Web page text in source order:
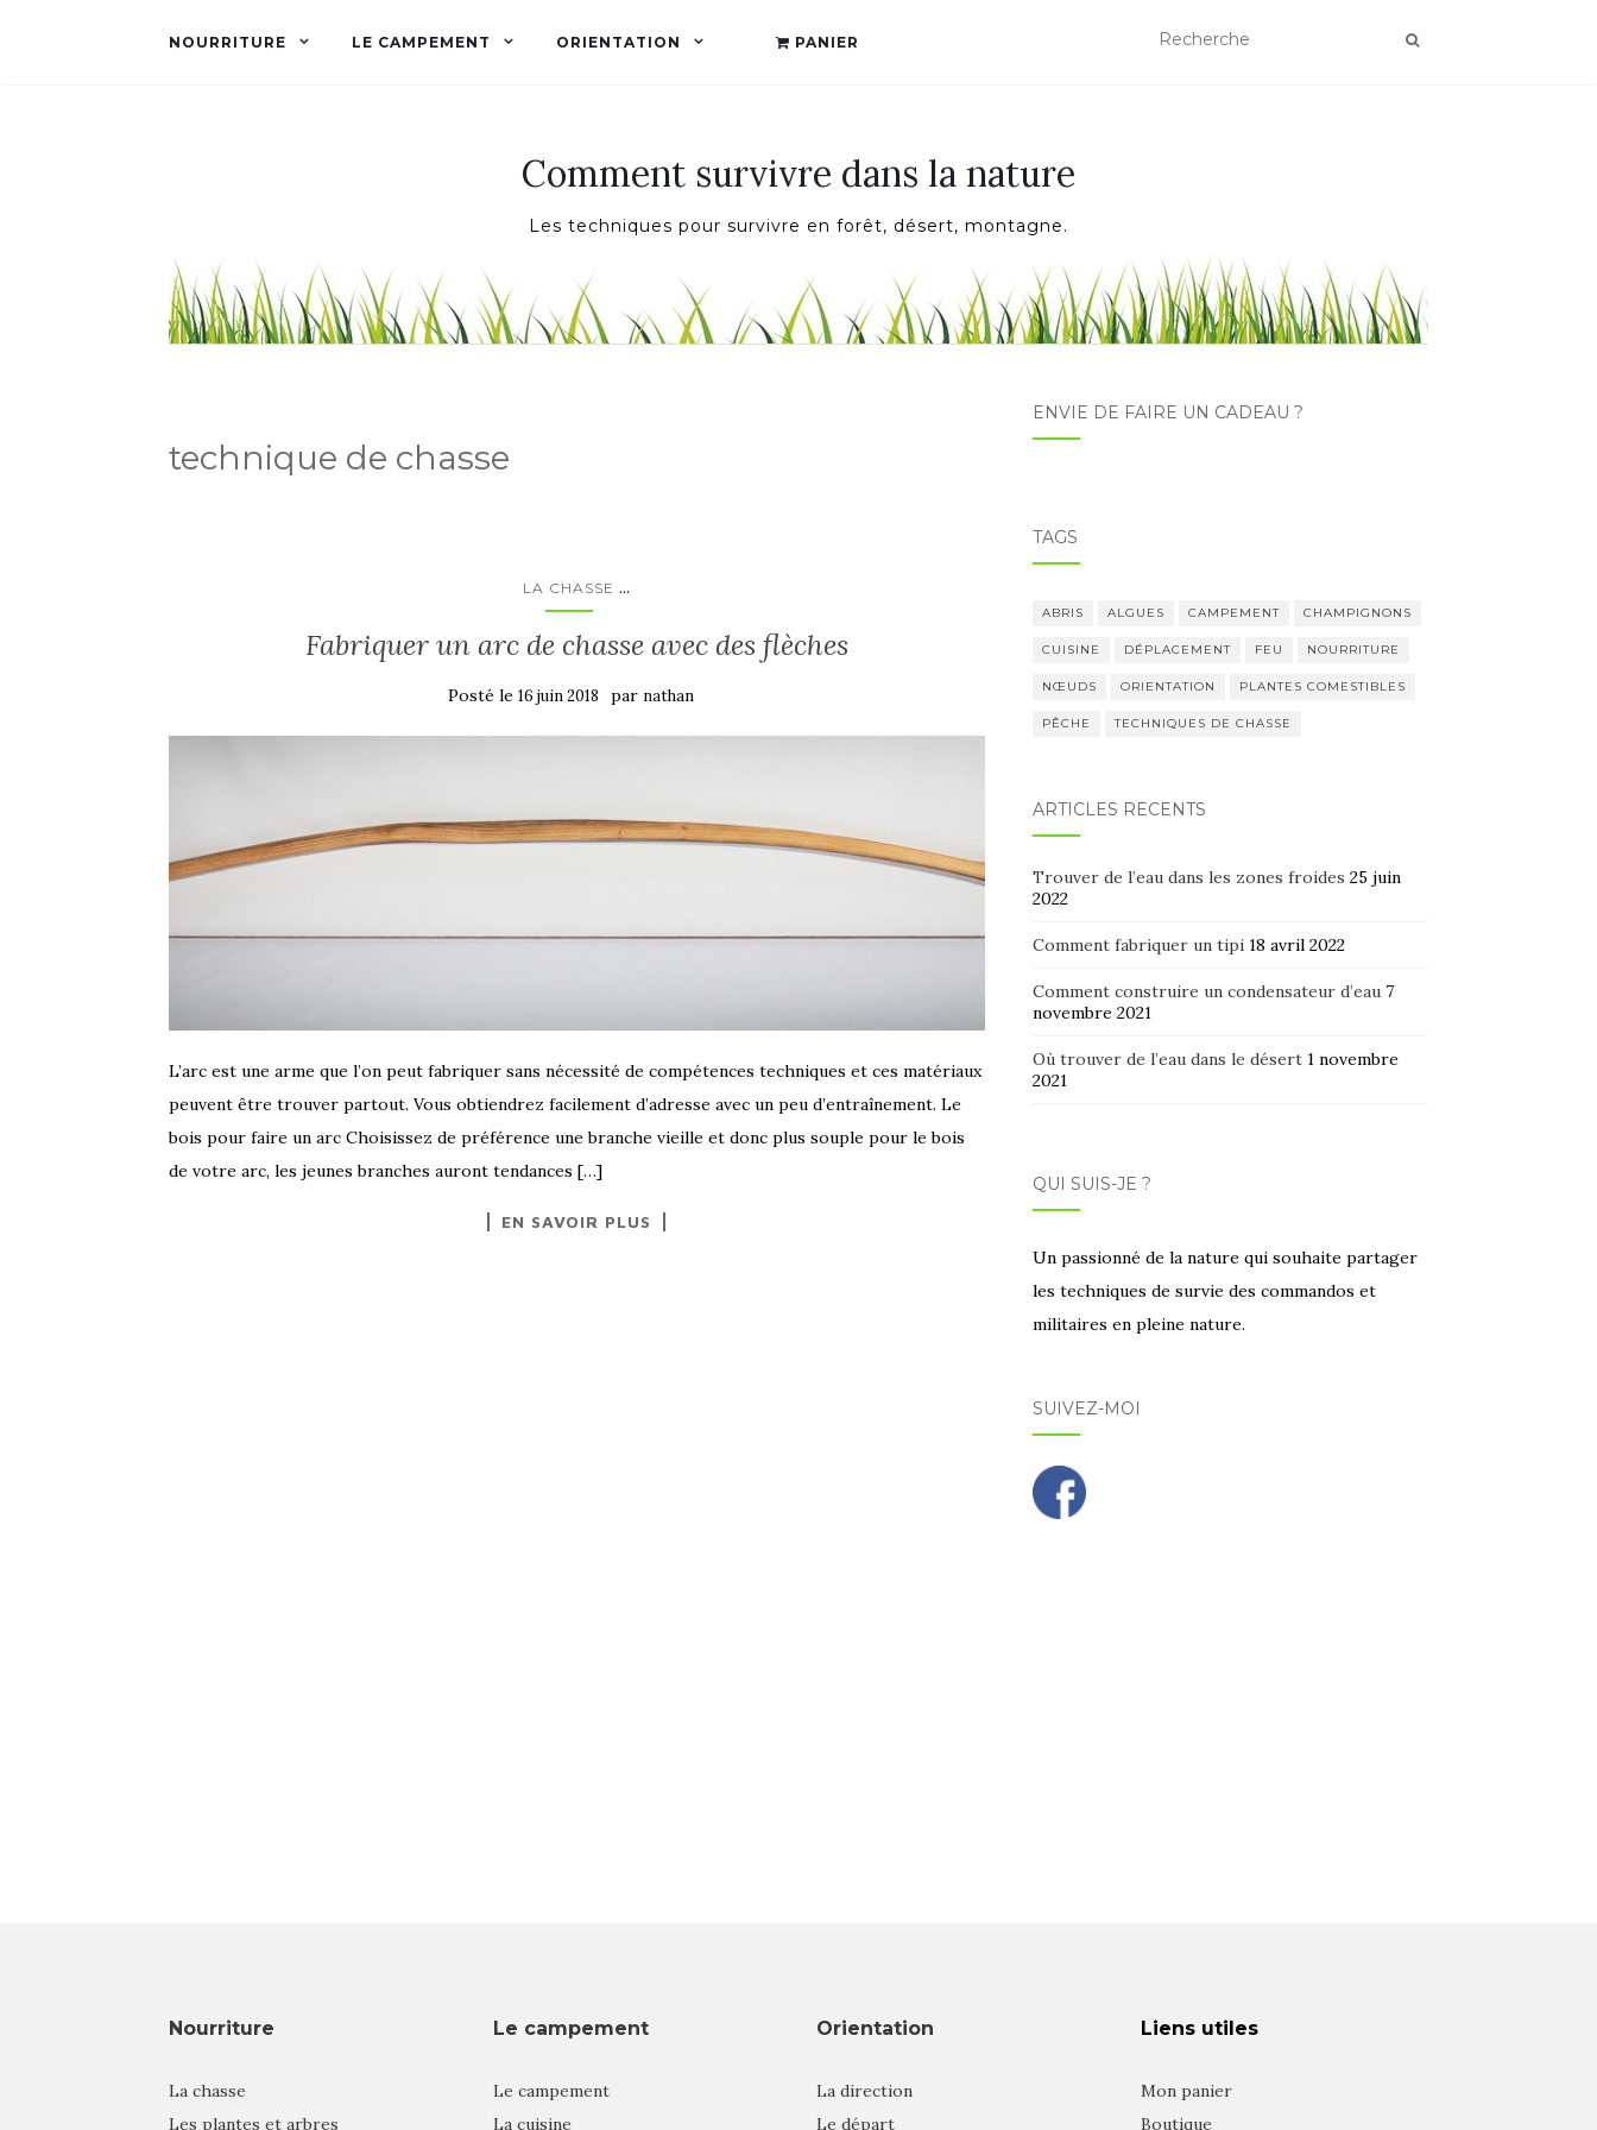
NOURRITURE LE CAMPEMENT ORIENTATION PANIER
Comment survivre dans la nature
Les techniques pour survivre en forêt, désert, montagne.
technique de chasse
LA CHASSE ...
Fabriquer un arc de chasse avec des flèches
Posté le 16 juin 2018 par nathan
L’arc est une arme que l’on peut fabriquer sans nécessité de compétences techniques et ces matériaux
peuvent être trouver partout. Vous obtiendrez facilement d’adresse avec un peu d’entraînement. Le
bois pour faire un arc Choisissez de préférence une branche vieille et donc plus souple pour le bois
de votre arc, les jeunes branches auront tendances […]
EN SAVOIR PLUS
ENVIE DE FAIRE UN CADEAU ?
TAGS
ABRIS ALGUES CAMPEMENT CHAMPIGNONS
CUISINE DÉPLACEMENT FEU NOURRITURE
NŒUDS ORIENTATION PLANTES COMESTIBLES
PÊCHE TECHNIQUES DE CHASSE
ARTICLES RÉCENTS
Trouver de l’eau dans les zones froides 25 juin
2022
Comment fabriquer un tipi 18 avril 2022
Comment construire un condensateur d’eau 7
novembre 2021
Où trouver de l’eau dans le désert 1 novembre
2021
QUI SUIS-JE ?
Un passionné de la nature qui souhaite partager
les techniques de survie des commandos et
militaires en pleine nature.
SUIVEZ-MOI
Nourriture
La chasse
Les plantes et arbres
Le campement
Le campement
La cuisine
Orientation
La direction
Le départ
Liens utiles
Mon panier
Boutique